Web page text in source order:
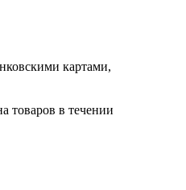
картами,
товаров в течении